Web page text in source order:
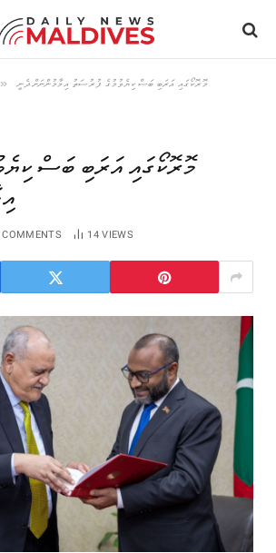
» މޮރޮކޯގައި އަރަބި ބަސް ކިޔެވުމުގެ ފުރުސަތު އިމާމުންނަށް ދެނީ
މޮރޮކޯގައި އަރަބި ބަސް
COMMENTS 14VIEWS